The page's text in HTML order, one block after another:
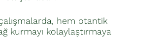
hem otantik
kurmayı kolaylaştırmaya